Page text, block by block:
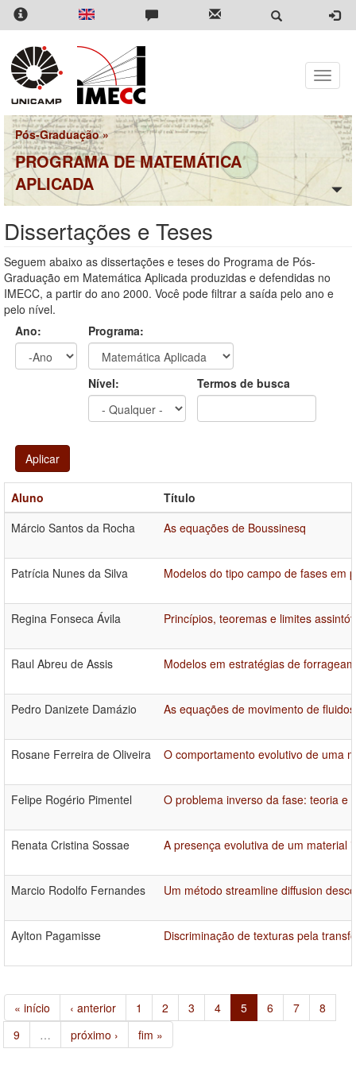
Pular
para
conteúdo
principal
Toggle
Pós-Graduação»
PROGRAMA DE MATEMÁTICA
APLICADA
Dissertações e Teses
Seguem abaixo as dissertações e teses do Programa de Pós-
Graduação em Matemática Aplicada produzidas e defendidas no
IMECC, a partir do ano 2000. Você pode filtrar a saída pelo ano e
pelo nível.
Ano:
Programa:
Nível: Termos de busca
Aplicar
Aluno
Título
Márcio Santos da Rocha
As equações de Boussinesq
Patrícia Nunes da Silva Modelos do tipo campo de fases em
Regina Fonseca Ávila Princípios, teoremas e limites
Raul Abreu de Assis Modelos em estratégias de
Pedro Danizete Damázio As equações de movimento de
Rosane Ferreira de Oliveira O comportamento evolutivo de uma
Felipe Rogério Pimentel O problema inverso da fase: teoria e
Renata Cristina Sossae A presença evolutiva de um material
Marcio Rodolfo Fernandes Um método streamline diffusion
Aylton Pagamisse Discriminação de texturas pela
« início ‹ anterior 1 2 3 4 5 6 7
8
9
… próximo › fim »